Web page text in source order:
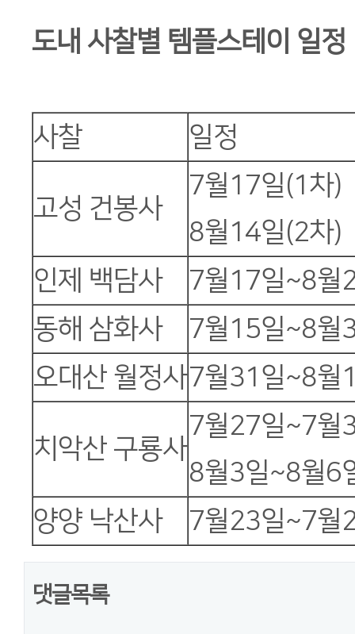
도내 사찰별 템플스테이 일정
사찰 일정
고성 건봉사
7월17일(1차)
8월14일(2차)
인제 백담사
7월17일~8월
동해 삼화사
7월15일~8월
오대산 월정사7월31일~8월
치악산 구룡사
7월27일~7월
8월3일~8월6
양양 낙산사
7월23일~7월
댓글목록